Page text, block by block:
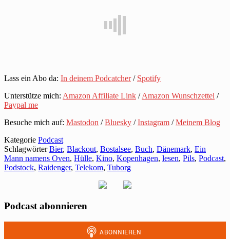
Lass ein Abo da: In deinem Podcatcher/ Spotify
Unterstütze mich: Amazon Affiliate Link /Amazon Wunschzettel /
Paypal me
Besuche mich auf: Mastodon /Bluesky /Instagram /Meinem Blog
Kategorie Podcast
SchlagwörterBier, Blackout, Bostalsee, Buch, Dänemark, Ein
Mann namens Oven, Hülle, Kino, Kopenhagen, lesen, Pils, Podcast,
Podstock, Raidenger, Telekom, Tuborg
Podcast abonnieren